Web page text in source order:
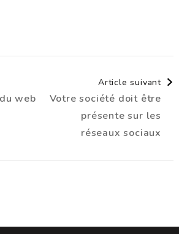
web
Article suivant
Votre société doit être
présente sur les
réseaux sociaux